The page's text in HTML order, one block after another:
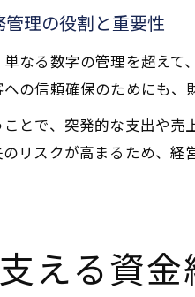
理の役割と重要性
なる数字の管理を超え
の信頼確保のためにも、
とで、突発的な支出や
リスクが高まるため、
える資